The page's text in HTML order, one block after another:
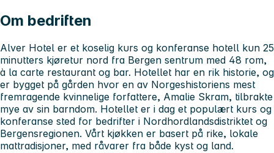
Om bedriften
Alver Hotel er et koselig kurs og konferanse hotell kun 25
minutters kjøretur nord fra Bergen sentrum med 48 rom,
à la carte restaurant og bar. Hotellet har en rik historie, og
er bygget på gården hvor en av Norgeshistoriens mest
fremragende kvinnelige forfattere, Amalie Skram, tilbrakte
mye av sin barndom. Hotellet er i dag et populært kurs og
konferanse sted for bedrifter i Nordhordlandsdistriktet og
Bergensregionen. Vårt kjøkken er basert på rike, lokale
mattradisjoner, med råvarer fra både kyst og land.